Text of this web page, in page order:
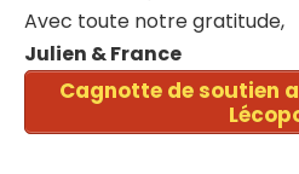
Avec toute notre gratitude,
Julien & France
Cagnotte de soutien